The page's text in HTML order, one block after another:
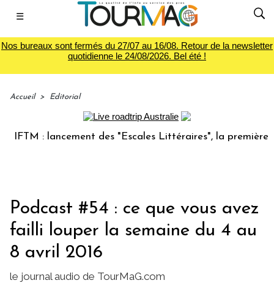
☰
Nos bureaux sont fermés du 27/07 au 16/08. Retour de la newsletter
quotidienne le 24/08/2026. Bel été !
Accueil > Editorial
: lancement des "Escales Littéraires", la première
Podcast #54 : ce que vous avez
failli louper la semaine du 4 au
8 avril 2016
le journal audio de TourMaG.com